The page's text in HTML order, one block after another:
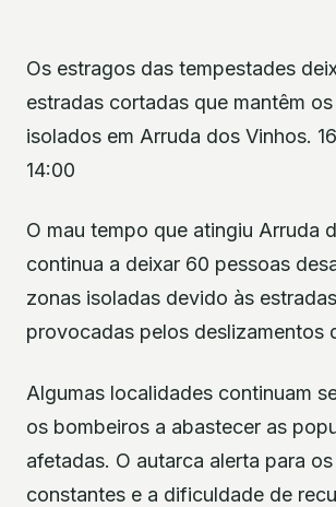
Os estragos das tempestades
estradas cortadas que mantêm
isolados em Arruda dos Vinhos.
14:00
O mau tempo que atingiu Arruda
continua a deixar 60 pessoas
zonas isoladas devido às
provocadas pelos deslizamentos
Algumas localidades continuam
os bombeiros a abastecer as
afetadas. O autarca alerta para
constantes e a dificuldade de